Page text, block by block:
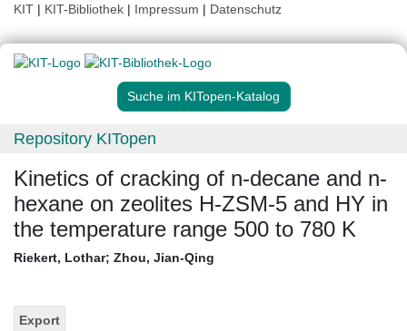
KIT | KIT-Bibliothek | Impressum | Datenschutz
Suche im KITopen-Katalog
Repository KITopen
Kinetics of cracking of n-decane and n-
hexane on zeolites H-ZSM-5 and HY in
the temperature range 500 to 780 K
Riekert, Lothar; Zhou, Jian-Qing
Export